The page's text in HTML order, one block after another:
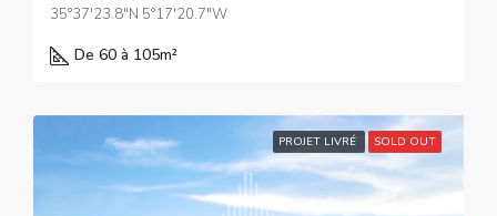
35°37'23.8"N 5°17'20.7"W
De 60 à 105m²
PROJET LIVRÉ SOLD OUT